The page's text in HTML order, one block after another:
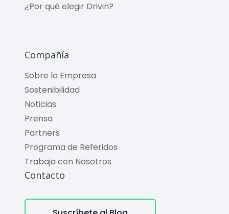
¿Por qué elegir Drivin?
Compañía
Sobre la Empresa
Sostenibilidad
Noticias
Prensa
Partners
Programa de Referidos
Trabaja con Nosotros
Contacto